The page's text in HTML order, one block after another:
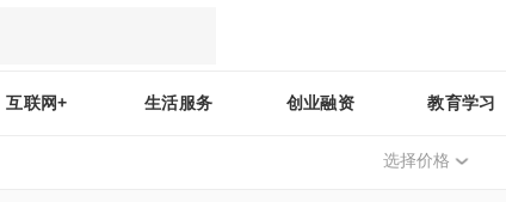
互联网+ 生活服务 创业融资 教育学习
选择价格